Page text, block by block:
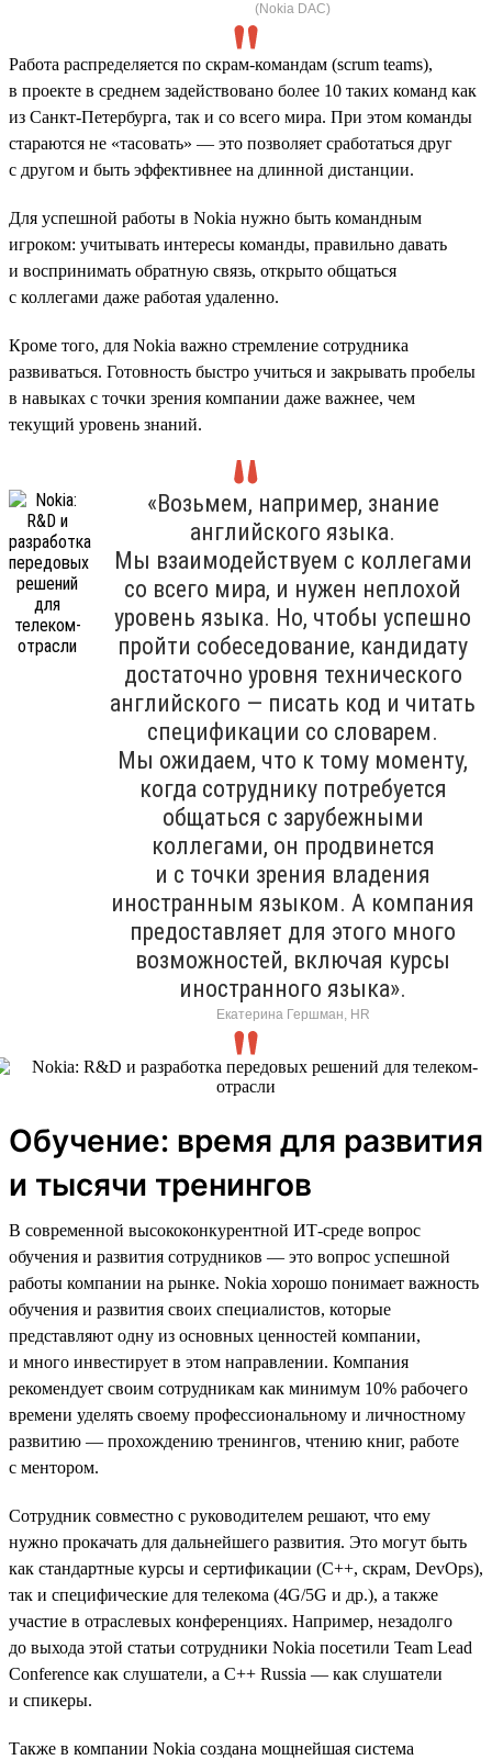
(Nokia DAC)
Работа распределяется по скрам-командам (scrum teams),
в проекте в среднем задействовано более 10 таких команд как
из Санкт-Петербурга, так и со всего мира. При этом команды
стараются не «тасовать» — это позволяет сработаться друг
с другом и быть эффективнее на длинной дистанции.
Для успешной работы в Nokia нужно быть командным
игроком: учитывать интересы команды, правильно давать
и воспринимать обратную связь, открыто общаться
с коллегами даже работая удаленно.
Кроме того, для Nokia важно стремление сотрудника
развиваться. Готовность быстро учиться и закрывать пробелы
в навыках с точки зрения компании даже важнее, чем
текущий уровень знаний.
«Возьмем, например, знание
английского языка.
Мы взаимодействуем с коллегами
со всего мира, и нужен неплохой
уровень языка. Но, чтобы успешно
пройти собеседование, кандидату
достаточно уровня технического
английского — писать код и читать
спецификации со словарем.
Мы ожидаем, что к тому моменту,
когда сотруднику потребуется
общаться с зарубежными
коллегами, он продвинется
и с точки зрения владения
иностранным языком. А компания
предоставляет для этого много
возможностей, включая курсы
иностранного языка».
Екатерина Гершман, HR
Обучение: время для развития
и тысячи тренингов
В современной высококонкурентной ИТ-среде вопрос
обучения и развития сотрудников — это вопрос успешной
работы компании на рынке. Nokia хорошо понимает важность
обучения и развития своих специалистов, которые
представляют одну из основных ценностей компании,
и много инвестирует в этом направлении. Компания
рекомендует своим сотрудникам как минимум 10% рабочего
времени уделять своему профессиональному и личностному
развитию — прохождению тренингов, чтению книг, работе
с ментором.
Сотрудник совместно с руководителем решают, что ему
нужно прокачать для дальнейшего развития. Это могут быть
как стандартные курсы и сертификации (C++, скрам, DevOps),
так и специфические для телекома (4G/5G и др.), а также
участие в отраслевых конференциях. Например, незадолго
до выхода этой статьи сотрудники Nokia посетили Team Lead
Conference как слушатели, а C++ Russia — как слушатели
и спикеры.
Также в компании Nokia создана мощнейшая система